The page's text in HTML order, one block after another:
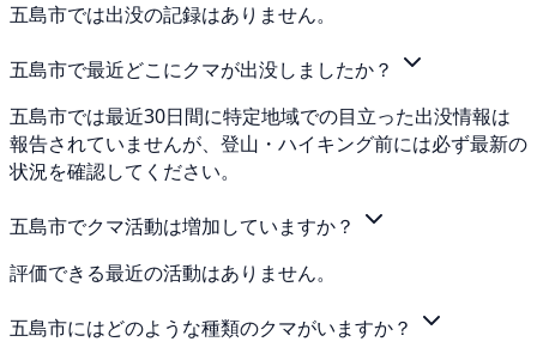
五島市では出没の記録はありません。
五島市で最近どこにクマが出没しましたか？
五島市では最近30日間に特定地域での目立った出没情報は
報告されていませんが、登山・ハイキング前には必ず最新の
状況を確認してください。
五島市でクマ活動は増加していますか？
評価できる最近の活動はありません。
五島市にはどのような種類のクマがいますか？